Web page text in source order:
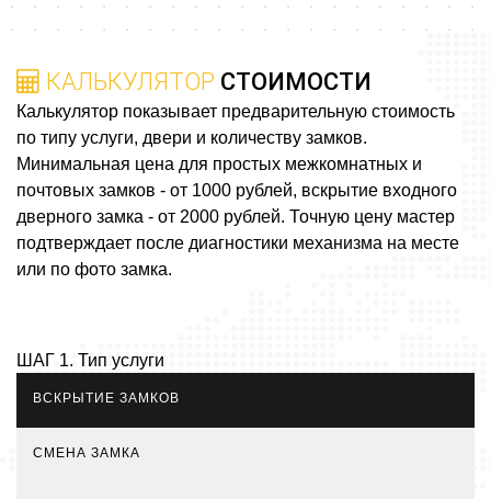
КАЛЬКУЛЯТОР СТОИМОСТИ
Калькулятор показывает предварительную стоимость
по типу услуги, двери и количеству замков.
Минимальная цена для простых межкомнатных и
почтовых замков - от 1000 рублей, вскрытие входного
дверного замка - от 2000 рублей. Точную цену мастер
подтверждает после диагностики механизма на месте
или по фото замка.
ШАГ 1. Тип услуги
ВСКРЫТИЕ ЗАМКОВ
СМЕНА ЗАМКА